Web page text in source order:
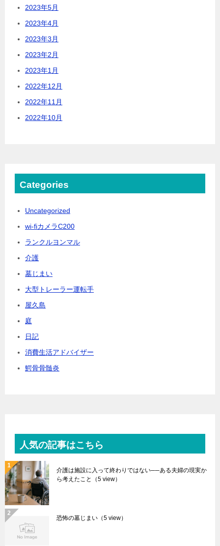
2023年5月
2023年4月
2023年3月
2023年2月
2023年1月
2022年12月
2022年11月
2022年10月
Categories
Uncategorized
wi-fiカメラC200
ランクルヨンマル
介護
墓じまい
大型トレーラー運転手
屋久島
庭
日記
消費生活アドバイザー
鰐骨骨髄炎
人気の記事はこちら
介護は施設に入って終わりではない──ある夫婦の現実か
ら考えたこと
（5 view）
恐怖の墓じまい （5 view）